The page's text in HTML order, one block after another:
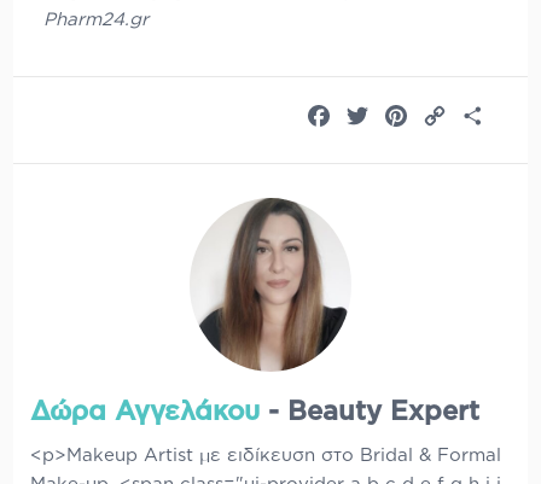
Pharm24.gr
Facebook
TwitterPinterest
Copy
Δώρα Αγγελάκου - Beauty Expert
<p>Makeup Artist με ειδίκευση στο Bridal & Formal